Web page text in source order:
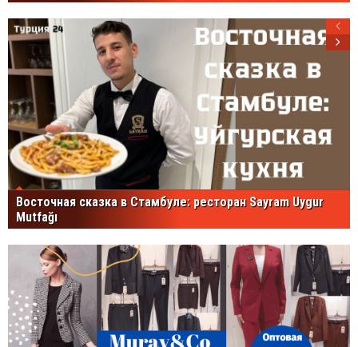
Восточная сказка в Стамбуле: ресторан Sayram Uygur
Mutfağı